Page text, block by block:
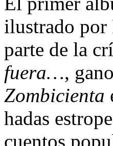
ilustrado por
parte de la
fuera…,
Zombicienta
hadas
cuentos